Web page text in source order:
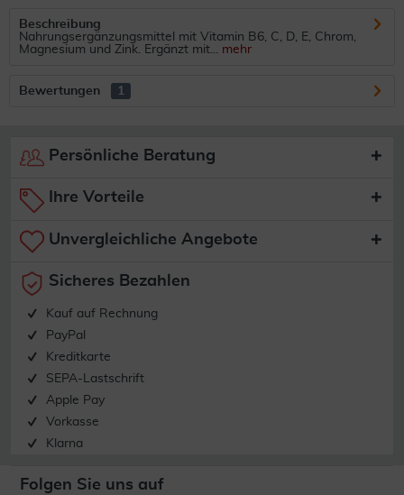
Beschreibung
Nahrungsergänzungsmittel mit Vitamin B6, C, D, E, Chrom,
Magnesium und Zink. Ergänzt mit... mehr
Bewertungen 1
Persönliche Beratung
Ihre Vorteile
Unvergleichliche Angebote
Sicheres Bezahlen
Kauf auf Rechnung
PayPal
Kreditkarte
SEPA-Lastschrift
Apple Pay
Vorkasse
Klarna
Folgen Sie uns auf